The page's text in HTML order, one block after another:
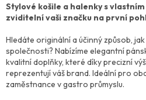
Stylové košile a halenky s
zviditelní vaši značku na první
Hledáte originální a účinný způsob,
společnosti? Nabízíme elegantní
kvalitní doplňky, které díky precizní
reprezentují váš brand. Ideální pro
zaměstnance v gastro průmyslu.